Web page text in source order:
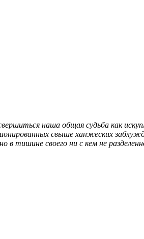
наша общая судьба как
свыше ханжеских
тишине своего ни с кем не